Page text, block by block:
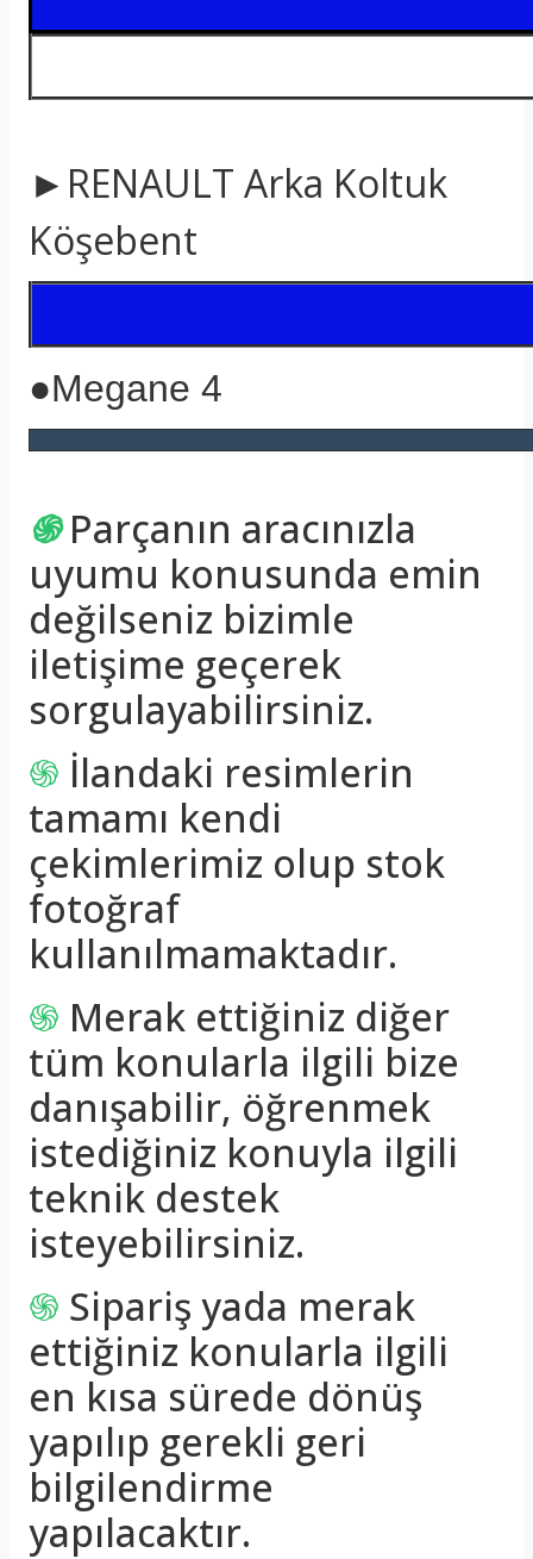
►RENAULT Arka Koltuk
Köşebent
●Megane 4
֍ Parçanın aracınızla
uyumu konusunda emin
değilseniz bizimle
iletişime geçerek
sorgulayabilirsiniz.
֍ İlandaki resimlerin
tamamı kendi
çekimlerimiz olup stok
fotoğraf
kullanılmamaktadır.
֍ Merak ettiğiniz diğer
tüm konularla ilgili bize
danışabilir, öğrenmek
istediğiniz konuyla ilgili
teknik destek
isteyebilirsiniz.
֍ Sipariş yada merak
ettiğiniz konularla ilgili
en kısa sürede dönüş
yapılıp gerekli geri
bilgilendirme
yapılacaktır.